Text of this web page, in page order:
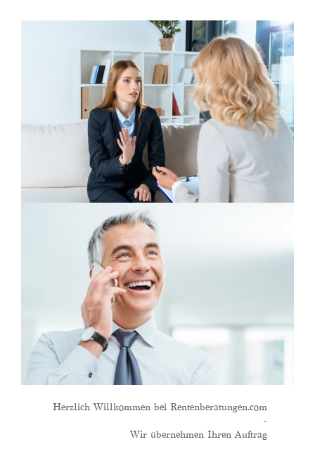
Herzlich Willkommen bei Rentenberatungen.com
-
Wir übernehmen Ihren Auftrag